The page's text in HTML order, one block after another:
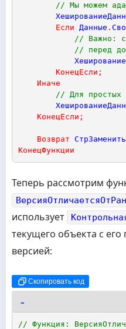
// Мы можем
Если Данные .
// Важно:
// перед
КонецЕсли ;
Иначе
// Для простых
КонецЕсли ;
Возврат СтрЗаменить
КонецФункции
Теперь рассмотрим
использует
текущего объекта с
версией:
Скопировать код
// Функция: